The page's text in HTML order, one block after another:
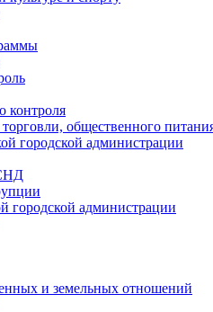
контроля
общественного
городской администрации
городской администрации
и земельных отношений